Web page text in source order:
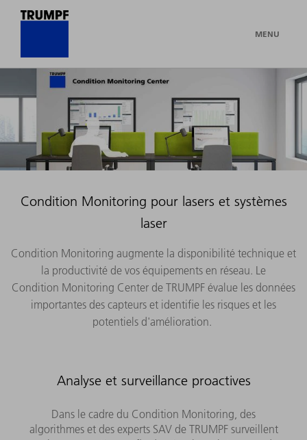
MENU
Condition Monitoring pour lasers et systèmes
laser
Condition Monitoring augmente la disponibilité technique et
la productivité de vos équipements en réseau. Le
Condition Monitoring Center de TRUMPF évalue les données
importantes des capteurs et identifie les risques et les
potentiels d'amélioration.
Analyse et surveillance proactives
Dans le cadre du Condition Monitoring, des
algorithmes et des experts SAV de TRUMPF surveillent